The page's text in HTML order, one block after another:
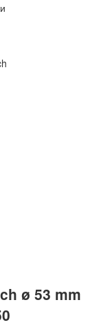
ø 53 mm